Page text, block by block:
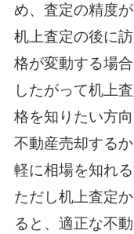
め、査定の精度
机上査定の後に
格が変動する場合
したがって机上
格を知りたい方向
不動産売却する
軽に相場を知れ
ただし机上査定
ると、適正な不